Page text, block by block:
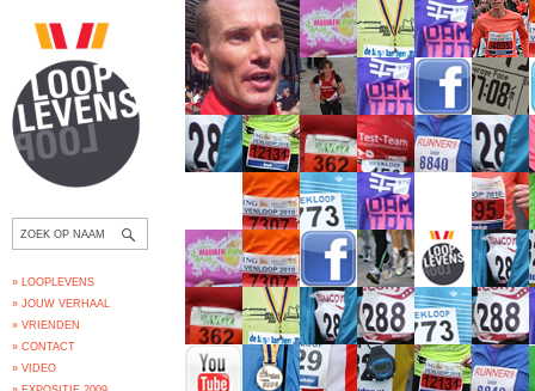
» LOOPLEVENS
» JOUW VERHAAL
» VRIENDEN
» CONTACT
» VIDEO